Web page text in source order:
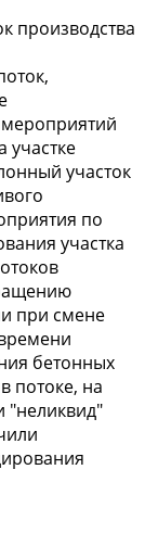
производства
мероприятий
участке
участок
по
участка
при смене
бетонных
потоке, на
"неликвид"